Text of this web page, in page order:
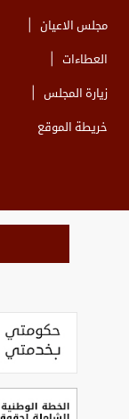
مجلس الاعيان
العطاءات
زيارة المجلس
خريطة الموقع